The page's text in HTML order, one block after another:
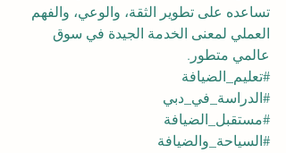
تساعده على تطوير الثقة، والوعي، والفهم
العملي لمعنى الخدمة الجيدة في سوق
عالمي متطور.
#تعليم_الضيافة
#الدراسة_في_دبي
#مستقبل_الضيافة
#السياحة_والضيافة